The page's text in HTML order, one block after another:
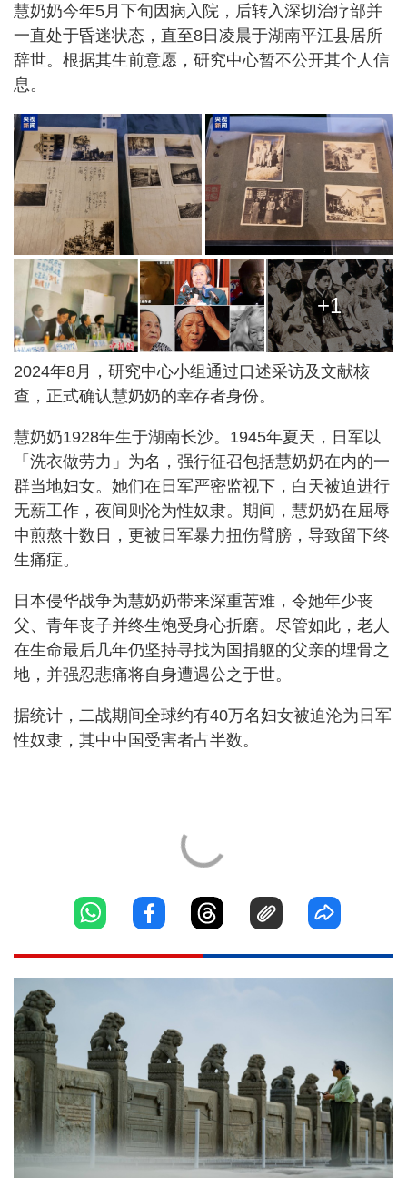
慧奶奶今年5月下旬因病入院，后转入深切治疗部并
一直处于昏迷状态，直至8日凌晨于湖南平江县居所
辞世。根据其生前意愿，研究中心暂不公开其个人信
息。
+1
2024年8月，研究中心小组通过口述采访及文献核
查，正式确认慧奶奶的幸存者身份。
慧奶奶1928年生于湖南长沙。1945年夏天，日军以
「洗衣做劳力」为名，强行征召包括慧奶奶在内的一
群当地妇女。她们在日军严密监视下，白天被迫进行
无薪工作，夜间则沦为性奴隶。期间，慧奶奶在屈辱
中煎熬十数日，更被日军暴力扭伤臂膀，导致留下终
生痛症。
日本侵华战争为慧奶奶带来深重苦难，令她年少丧
父、青年丧子并终生饱受身心折磨。尽管如此，老人
在生命最后几年仍坚持寻找为国捐躯的父亲的埋骨之
地，并强忍悲痛将自身遭遇公之于世。
据统计，二战期间全球约有40万名妇女被迫沦为日军
性奴隶，其中中国受害者占半数。